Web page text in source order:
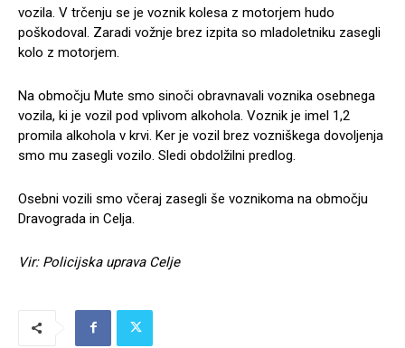
vozila. V trčenju se je voznik kolesa z motorjem hudo
poškodoval. Zaradi vožnje brez izpita so mladoletniku zasegli
kolo z motorjem.
Na območju Mute smo sinoči obravnavali voznika osebnega
vozila, ki je vozil pod vplivom alkohola. Voznik je imel 1,2
promila alkohola v krvi. Ker je vozil brez vozniškega dovoljenja
smo mu zasegli vozilo. Sledi obdolžilni predlog.
Osebni vozili smo včeraj zasegli še voznikoma na območju
Dravograda in Celja.
Vir: Policijska uprava Celje